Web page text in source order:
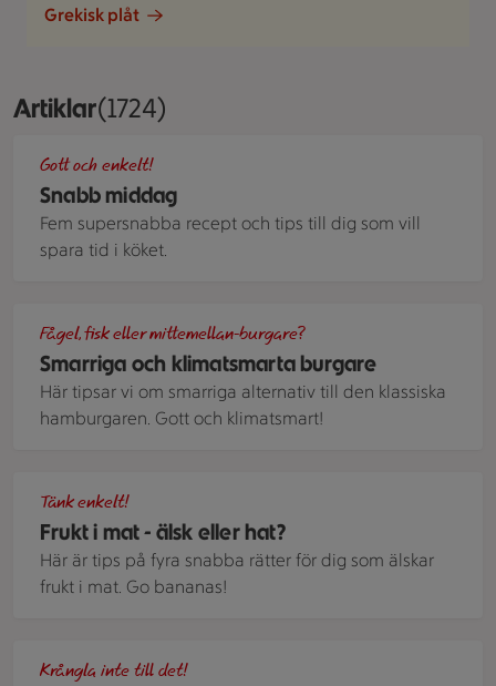
Grekisk plåt
ArtiklarVisar 1724 stycken
(1724)
Snabb middag
Gott och enkelt!
Fem supersnabba recept och tips till dig som vill
spara tid i köket.
Smarriga och klimatsmarta burgare
Fågel, fisk eller mittemellan-burgare?
Här tipsar vi om smarriga alternativ till den klassiska
hamburgaren. Gott och klimatsmart!
Frukt i mat - älsk eller hat?
Tänk enkelt!
Här är tips på fyra snabba rätter för dig som älskar
frukt i mat. Go bananas!
Krångla inte till det!